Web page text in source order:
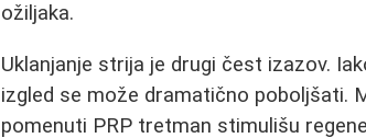
ožiljaka.
Uklanjanje strija je drugi čest izazov.
izgled se može dramatično poboljšati.
pomenuti PRP tretman stimulišu